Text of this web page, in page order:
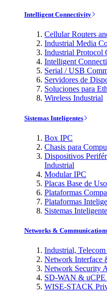
Intelligent Connectivity
Cellular Routers
Industrial Media
Industrial Protocol
Intelligent
Serial / USB
Servidores de
Soluciones para
Wireless Industrial
Sistemas Inteligentes
Box IPC
Chasis para
Dispositivos
Industrial
Modular IPC
Placas Base de
Plataformas
Plataformas
Sistemas
Networks &
Industrial,
Network Interface
Network Security
SD-WAN & uCPE
WISE-STACK